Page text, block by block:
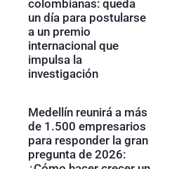
colombianas: queda
un día para postularse
a un premio
internacional que
impulsa la
investigación
Medellín reunirá a más
de 1.500 empresarios
para responder la gran
pregunta de 2026: